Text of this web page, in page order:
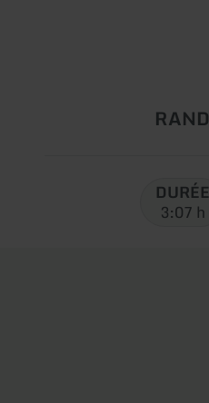
Type
circuit:
DURÉE
3:07 h